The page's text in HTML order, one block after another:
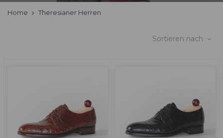
Home Theresianer Herren
Sortieren nach